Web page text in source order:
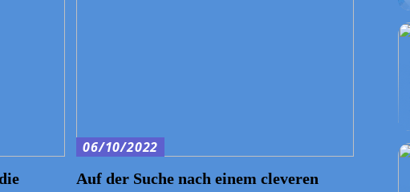
06/10/2022
Auf der Suche nach einem cleveren